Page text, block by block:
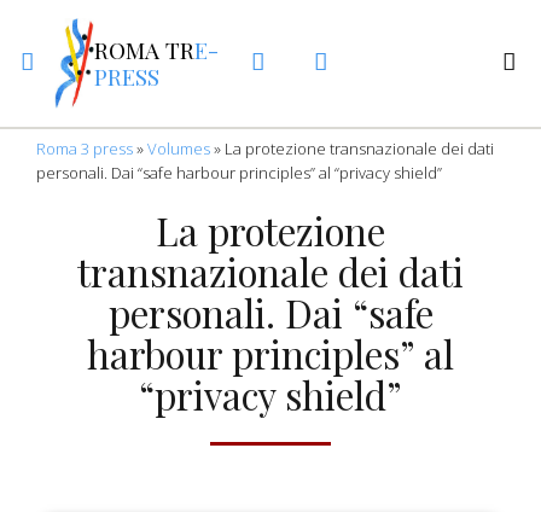
ROMA TRE-
PRESS
Roma 3 press»Volumes» La protezione transnazionale dei dati
personali. Dai “safe harbour principles” al “privacy shield”
La protezione
transnazionale dei dati
personali. Dai “safe
harbour principles” al
“privacy shield”